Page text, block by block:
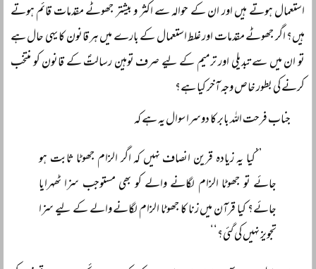
استعمال ہوتے ہیں اور ان کے حوالہ سے اکثر و بیشتر جھوٹے مقدمات قائم ہوتے
ہیں؟ اگر جھوٹے مقدمات اور غلط استعمال کے بارے میں ہر قانون کا یہی حال ہے
تو ان میں سے تبدیلی اور ترمیم کے لیے صرف توہین رسالتؐ کے قانون کو منتخب
کرنے کی بطور خاص وجہ آخر کیا ہے؟
جناب فرحت اللہ بابر کا دوسرا سوال یہ ہے کہ
’’کیا یہ زیادہ قرین انصاف نہیں کہ اگر الزام جھوٹا ثابت ہو
جائے تو جھوٹا الزام لگانے والے کو بھی مستوجب سزا ٹھہرایا
جائے؟ کیا قرآن میں زنا کا جھوٹا الزام لگانے والے کے لیے سزا
تجویز نہیں کی گئی؟‘‘